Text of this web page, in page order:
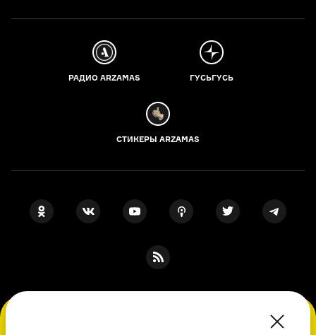
Во время посещения сайта вы соглашаетесь
РАДИО ARZAMAS ГУСЬГУСЬ
СТИКЕРЫ ARZAMAS